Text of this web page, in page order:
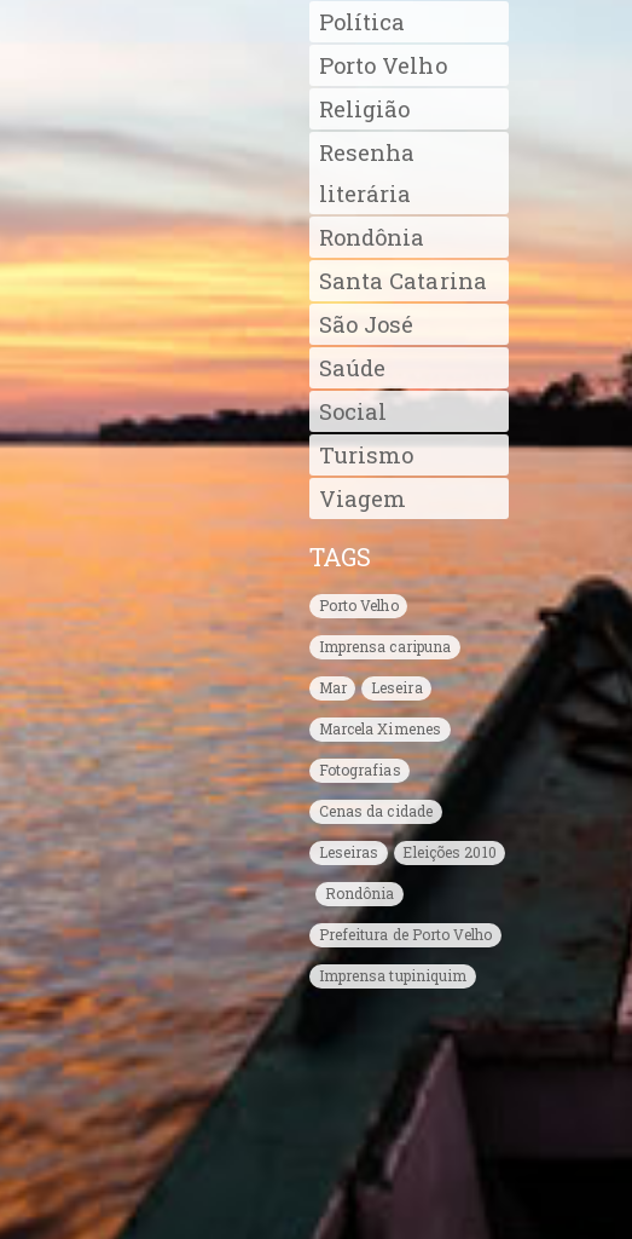
Política
Porto Velho
Religião
Resenha
literária
Rondônia
Santa Catarina
São José
Saúde
Social
Turismo
Viagem
TAGS
Porto Velho
Imprensa caripuna
Mar Leseira
Marcela Ximenes
Fotografias
Cenas da cidade
Leseiras Eleições 2010
Rondônia
Prefeitura de Porto Velho
Imprensa tupiniquim